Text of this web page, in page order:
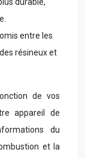
entre les
résineux et
de vos
appareil de
du
et la